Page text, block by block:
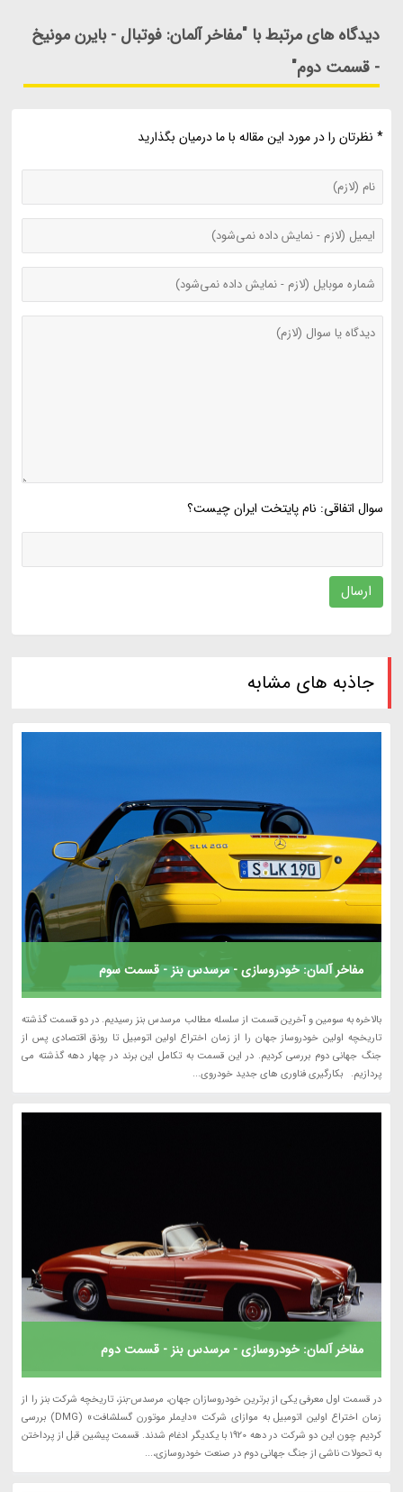
دیدگاه های مرتبط با "مفاخر آلمان: فوتبال - بایرن مونیخ
- قسمت دوم"
* نظرتان را در مورد این مقاله با ما درمیان بگذارید
سوال اتفاقی: نام پایتخت ایران چیست؟
ارسال
جاذبه های مشابه
مفاخر آلمان: خودروسازی - مرسدس بنز - قسمت سوم
بالاخره به سومین و آخرین قسمت از سلسله مطالب مرسدس بنز رسیدیم. در دو قسمت گذشته
تاریخچه اولین خودروساز جهان را از زمان اختراع اولین اتومبیل تا رونق اقتصادی پس از
جنگ جهانی دوم بررسی کردیم. در این قسمت به تکامل این برند در چهار دهه گذشته می
پردازیم. بکارگیری فناوری های جدید خودروی...
مفاخر آلمان: خودروسازی - مرسدس بنز - قسمت دوم
در قسمت اول معرفی یکی از برترین خودروسازان جهان، مرسدس-بنز، تاریخچه شرکت بنز را از
زمان اختراع اولین اتومبیل به موازای شرکت «دایملر موتورن گسلشافت» (DMG) بررسی
کردیم چون این دو شرکت در دهه 1920 با یکدیگر ادغام شدند. قسمت پیشین قبل از پرداختن
به تحولات ناشی از جنگ جهانی دوم در صنعت خودروسازی،...